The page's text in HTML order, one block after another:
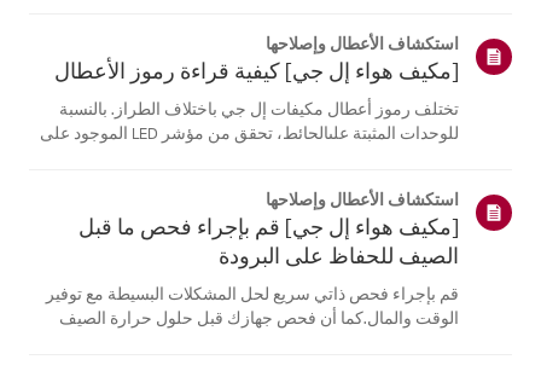
تختلف الصور أو ا...
استكشاف الأعطال وإصلاحها
[مكيف هواء إل جي] كيفية قراءة رموز الأعطال
تختلف رموز أعطال مكيفات إل جي باختلاف الطراز. بالنسبة
للوحدات المثبتة علىالحائط، تحقق من مؤشر LED الموجود على
الرموز.كيفية ...
استكشاف الأعطال وإصلاحها
[مكيف هواء إل جي] قم بإجراء فحص ما قبل
الصيف للحفاظ على البرودة
قم بإجراء فحص ذاتي سريع لحل المشكلات البسيطة مع توفير
الوقت والمال.كما أن فحص جهازك قبل حلول حرارة الصيف